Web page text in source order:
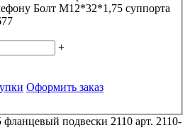
Болт М12*32*1,75 суппорта
+
Оформить заказ